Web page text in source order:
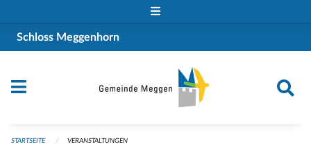
Schloss Meggenhorn
STARTSEITE VERANSTALTUNGEN